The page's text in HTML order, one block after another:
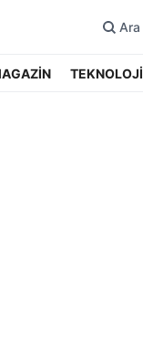
Ara
TEKNOLOJİ